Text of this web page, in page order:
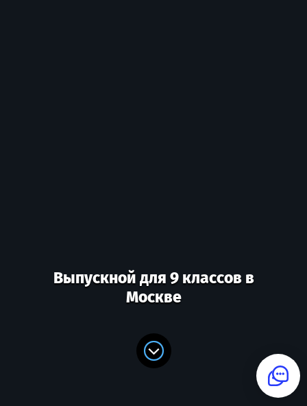
Выпускной для 9 классов в
Москве